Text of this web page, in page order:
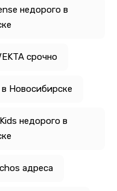
недорого в
срочно
Новосибирске
недорого в
адреса